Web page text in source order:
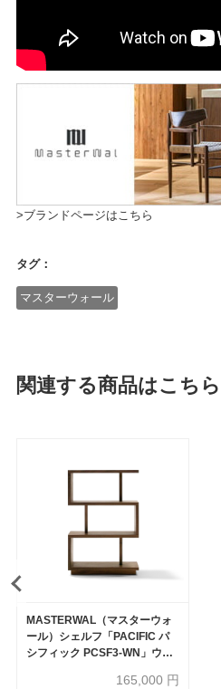
>ブランドページはこちら
タグ：
マスターウォール
関連する商品はこちら
MASTERWAL（マスターウォ
ール）シェルフ「PACIFIC パ
シフィック PCSF3-WN」ウォ
165,000 円